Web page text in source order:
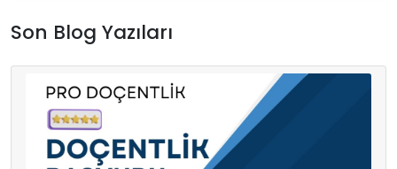
Son Blog Yazıları